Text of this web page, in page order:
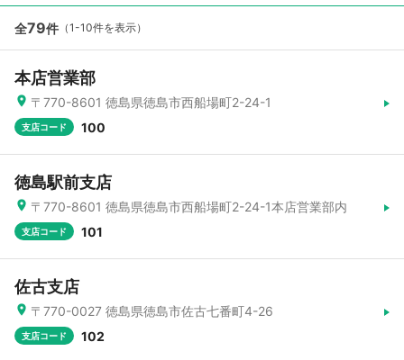
全79件 （1-10件を表示）
本店営業部
〒770-8601 徳島県徳島市西船場町2-24-1
支店コード 100
徳島駅前支店
〒770-8601 徳島県徳島市西船場町2-24-1本店営業部内
支店コード 101
佐古支店
〒770-0027 徳島県徳島市佐古七番町4-26
支店コード 102